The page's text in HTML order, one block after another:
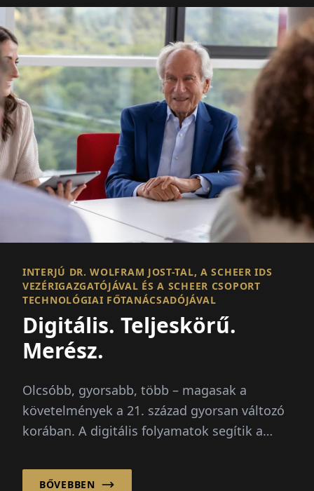
INTERJÚ DR. WOLFRAM JOST-TAL, A SCHEER IDS
VEZÉRIGAZGATÓJÁVAL ÉS A SCHEER CSOPORT
TECHNOLÓGIAI FŐTANÁCSADÓJÁVAL
Digitális. Teljeskörű.
Merész.
Olcsóbb, gyorsabb, több – magasak a
követelmények a 21. század gyorsan változó
korában. A digitális folyamatok segítik a
BŐVEBBEN